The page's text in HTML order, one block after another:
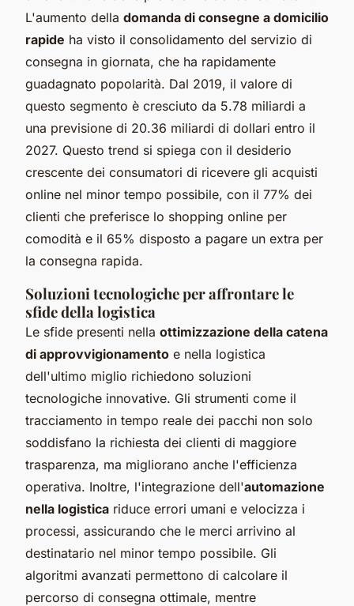
L'aumento della domanda di consegne a domicilio
rapide ha visto il consolidamento del servizio di
consegna in giornata, che ha rapidamente
guadagnato popolarità. Dal 2019, il valore di
questo segmento è cresciuto da 5.78 miliardi a
una previsione di 20.36 miliardi di dollari entro il
2027. Questo trend si spiega con il desiderio
crescente dei consumatori di ricevere gli acquisti
online nel minor tempo possibile, con il 77% dei
clienti che preferisce lo shopping online per
comodità e il 65% disposto a pagare un extra per
la consegna rapida.
Soluzioni tecnologiche per affrontare le
sfide della logistica
Le sfide presenti nella ottimizzazione della catena
di approvvigionamento e nella logistica
dell'ultimo miglio richiedono soluzioni
tecnologiche innovative. Gli strumenti come il
tracciamento in tempo reale dei pacchi non solo
soddisfano la richiesta dei clienti di maggiore
trasparenza, ma migliorano anche l'efficienza
operativa. Inoltre, l'integrazione dell'automazione
nella logistica riduce errori umani e velocizza i
processi, assicurando che le merci arrivino al
destinatario nel minor tempo possibile. Gli
algoritmi avanzati permettono di calcolare il
percorso di consegna ottimale, mentre